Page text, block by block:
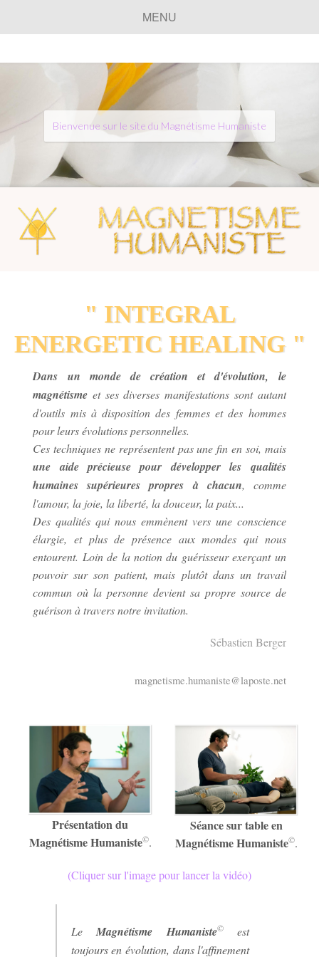
MENU
Bienvenue sur le site du Magnétisme Humaniste
" INTEGRAL
ENERGETIC HEALING "
Dans un monde de création et d'évolution,
le
magnétisme et ses diverses manifestations sont autant
d'outils mis à disposition des femmes et des hommes
pour leurs évolutions personnelles.
Ces techniques ne représentent pas une fin en soi, mais
une aide précieuse pour développer les qualités
humaines supérieures propres à chacun, comme
l'amour, la joie, la liberté, la douceur, la paix...
Des qualités qui nous emmènent vers une conscience
élargie, et plus de présence aux mondes qui nous
entourent. Loin de la notion du guérisseur exerçant un
pouvoir sur son patient, mais plutôt dans un travail
commun où la personne devient sa propre source de
guérison à travers notre invitation.
Sébastien Berger
magnetisme.humaniste@laposte.net
Présentation du
Magnétisme Humaniste©.
Séance sur table en
Magnétisme Humaniste©.
(Cliquer sur l'image pour lancer la vidéo)
LeMagnétisme Humaniste©est
toujours en évolution, dans l'affinement